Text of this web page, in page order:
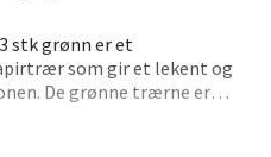
stk grønn er et
som gir et lekent og
De grønne trærne er